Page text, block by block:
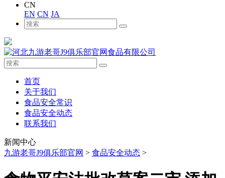
CN
EN CN JA
首页
关于我们
食品安全常识
食品安全动态
联系我们
新闻中心
九游老哥J9俱乐部官网 > 食品安全动态 >